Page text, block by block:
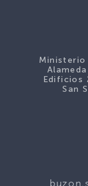
Ministerio
Edificios
San